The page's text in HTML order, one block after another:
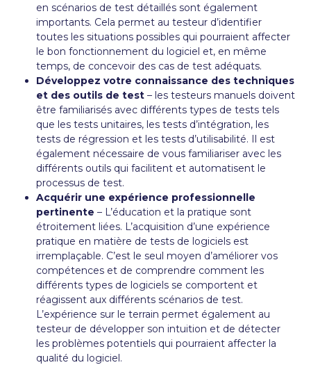
en scénarios de test détaillés sont également
importants. Cela permet au testeur d’identifier
toutes les situations possibles qui pourraient affecter
le bon fonctionnement du logiciel et, en même
temps, de concevoir des cas de test adéquats.
Développez votre connaissance des techniques
et des outils de test – les testeurs manuels doivent
être familiarisés avec différents types de tests tels
que les tests unitaires, les tests d’intégration, les
tests de régression et les tests d’utilisabilité. Il est
également nécessaire de vous familiariser avec les
différents outils qui facilitent et automatisent le
processus de test.
Acquérir une expérience professionnelle
pertinente – L’éducation et la pratique sont
étroitement liées. L’acquisition d’une expérience
pratique en matière de tests de logiciels est
irremplaçable. C’est le seul moyen d’améliorer vos
compétences et de comprendre comment les
différents types de logiciels se comportent et
réagissent aux différents scénarios de test.
L’expérience sur le terrain permet également au
testeur de développer son intuition et de détecter
les problèmes potentiels qui pourraient affecter la
qualité du logiciel.